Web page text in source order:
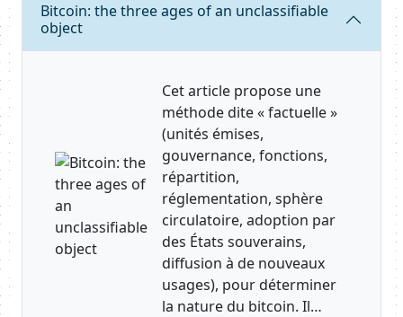
Bitcoin: the three ages of an unclassifiable
object
Cet article propose une
méthode dite « factuelle »
(unités émises,
gouvernance, fonctions,
répartition,
réglementation, sphère
circulatoire, adoption par
des États souverains,
diffusion à de nouveaux
usages), pour déterminer
la nature du bitcoin. Il…